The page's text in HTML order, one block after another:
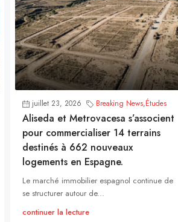
juillet 23, 2026 Breaking News,Études
Aliseda et Metrovacesa s’associent
pour commercialiser 14 terrains
destinés à 662 nouveaux
logements en Espagne.
Le marché immobilier espagnol continue de
se structurer autour de...
continuer la lecture